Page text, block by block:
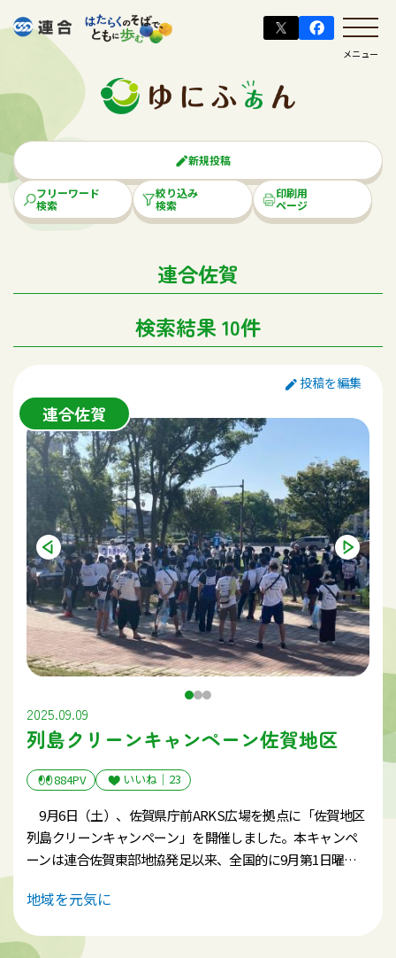
メニュー
新規投稿
フリーワード
検索
絞り込み
検索
印刷用
ページ
連合佐賀
検索結果 10件
投稿を編集
連合佐賀
2025.09.09
列島クリーンキャンペーン佐賀地区
884PV いいね｜ 23
9月6日（土）、佐賀県庁前ARKS広場を拠点に「佐賀地区
列島クリーンキャンペーン」を開催しました。本キャンペ
ーンは連合佐賀東部地協発足以来、全国的に9月第1日曜日
区と鳥栖地区で毎年取り組んでいます。当日は天候にも恵ま
動となりました。
地域を元気に